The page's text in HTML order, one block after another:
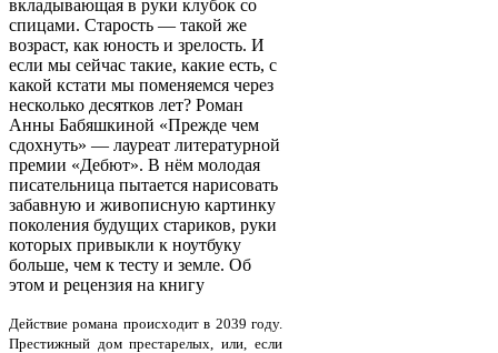
вкладывающая в руки клубок со
спицами. Старость — такой же
возраст, как юность и зрелость. И
если мы сейчас такие, какие есть, с
какой кстати мы поменяемся через
несколько десятков лет? Роман
Анны Бабяшкиной «Прежде чем
сдохнуть» — лауреат литературной
премии «Дебют». В нём молодая
писательница пытается нарисовать
забавную и живописную картинку
поколения будущих стариков, руки
которых привыкли к ноутбуку
больше, чем к тесту и земле. Об
этом и рецензия на книгу
Действие романа происходит в 2039 году.
Престижный дом престарелых, или, если